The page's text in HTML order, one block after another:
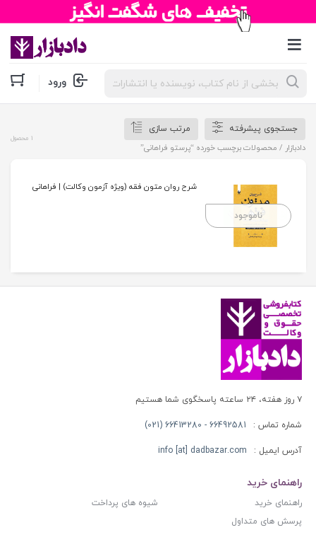
جستجوی
محصولات ورود
جستجوی پیشرفته
مرتب سازی
دادبازار / محصولات برچسب خورده “پرستو فراهانی”
1 محصول
ناموجود
شرح روان متون فقه (ویژه آزمون وکالت) | فراهانی
۷ روز هفته، ۲۴ ساعته پاسخگوی شما هستیم
شماره تماس : 66492581 - 66413280 (021)
آدرس ایمیل : info [at] dadbazar.com
راهنمای خرید
راهنمای خرید
شیوه های پرداخت
پرسش های متداول